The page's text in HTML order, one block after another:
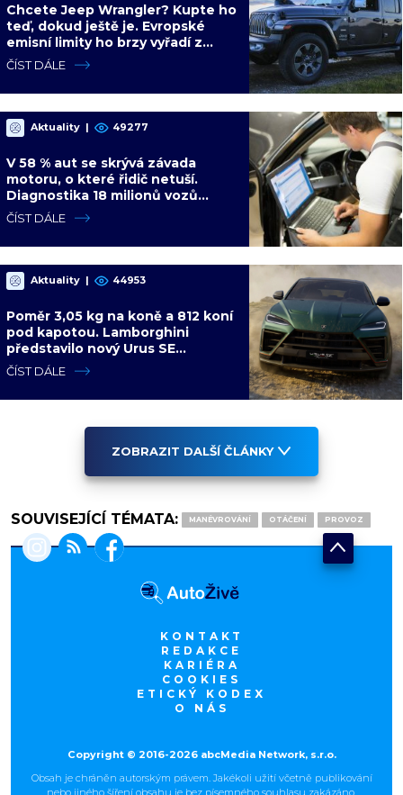
Chcete Jeep Wrangler? Kupte ho
teď, dokud ještě je. Evropské
emisní limity ho brzy vyřadí z
nabídky nadobro
ČÍST DÁLE
Aktuality | 49277
V 58 % aut se skrývá závada
motoru, o které řidič netuší.
Diagnostika 18 milionů vozů
ukázala dalších 4 slabých míst
ČÍST DÁLE
Aktuality | 44953
Poměr 3,05 kg na koně a 812 koní
pod kapotou. Lamborghini
představilo nový Urus SE
Performante s hybridním
pohonem
ČÍST DÁLE
ZOBRAZIT DALŠÍ ČLÁNKY
SOUVISEJÍCÍ TÉMATA: MANÉVROVÁNÍ OTÁČENÍ PROVOZ
KONTAKT
REDAKCE
KARIÉRA
COOKIES
ETICKÝ KODEX
O NÁS
Copyright © 2016-2026 abcMedia Network, s.r.o.
Obsah je chráněn autorským právem. Jakékoli užití včetně publikování
nebo jiného šíření obsahu je bez písemného souhlasu zakázáno.